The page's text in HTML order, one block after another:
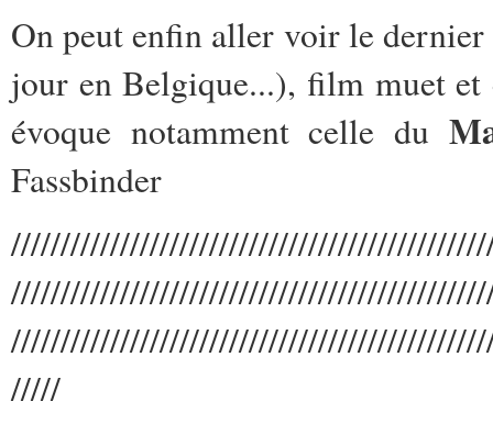
On peut enfin aller voir le
jour en Belgique...), film muet et
évoque notamment celle du
Fassbinder
/////